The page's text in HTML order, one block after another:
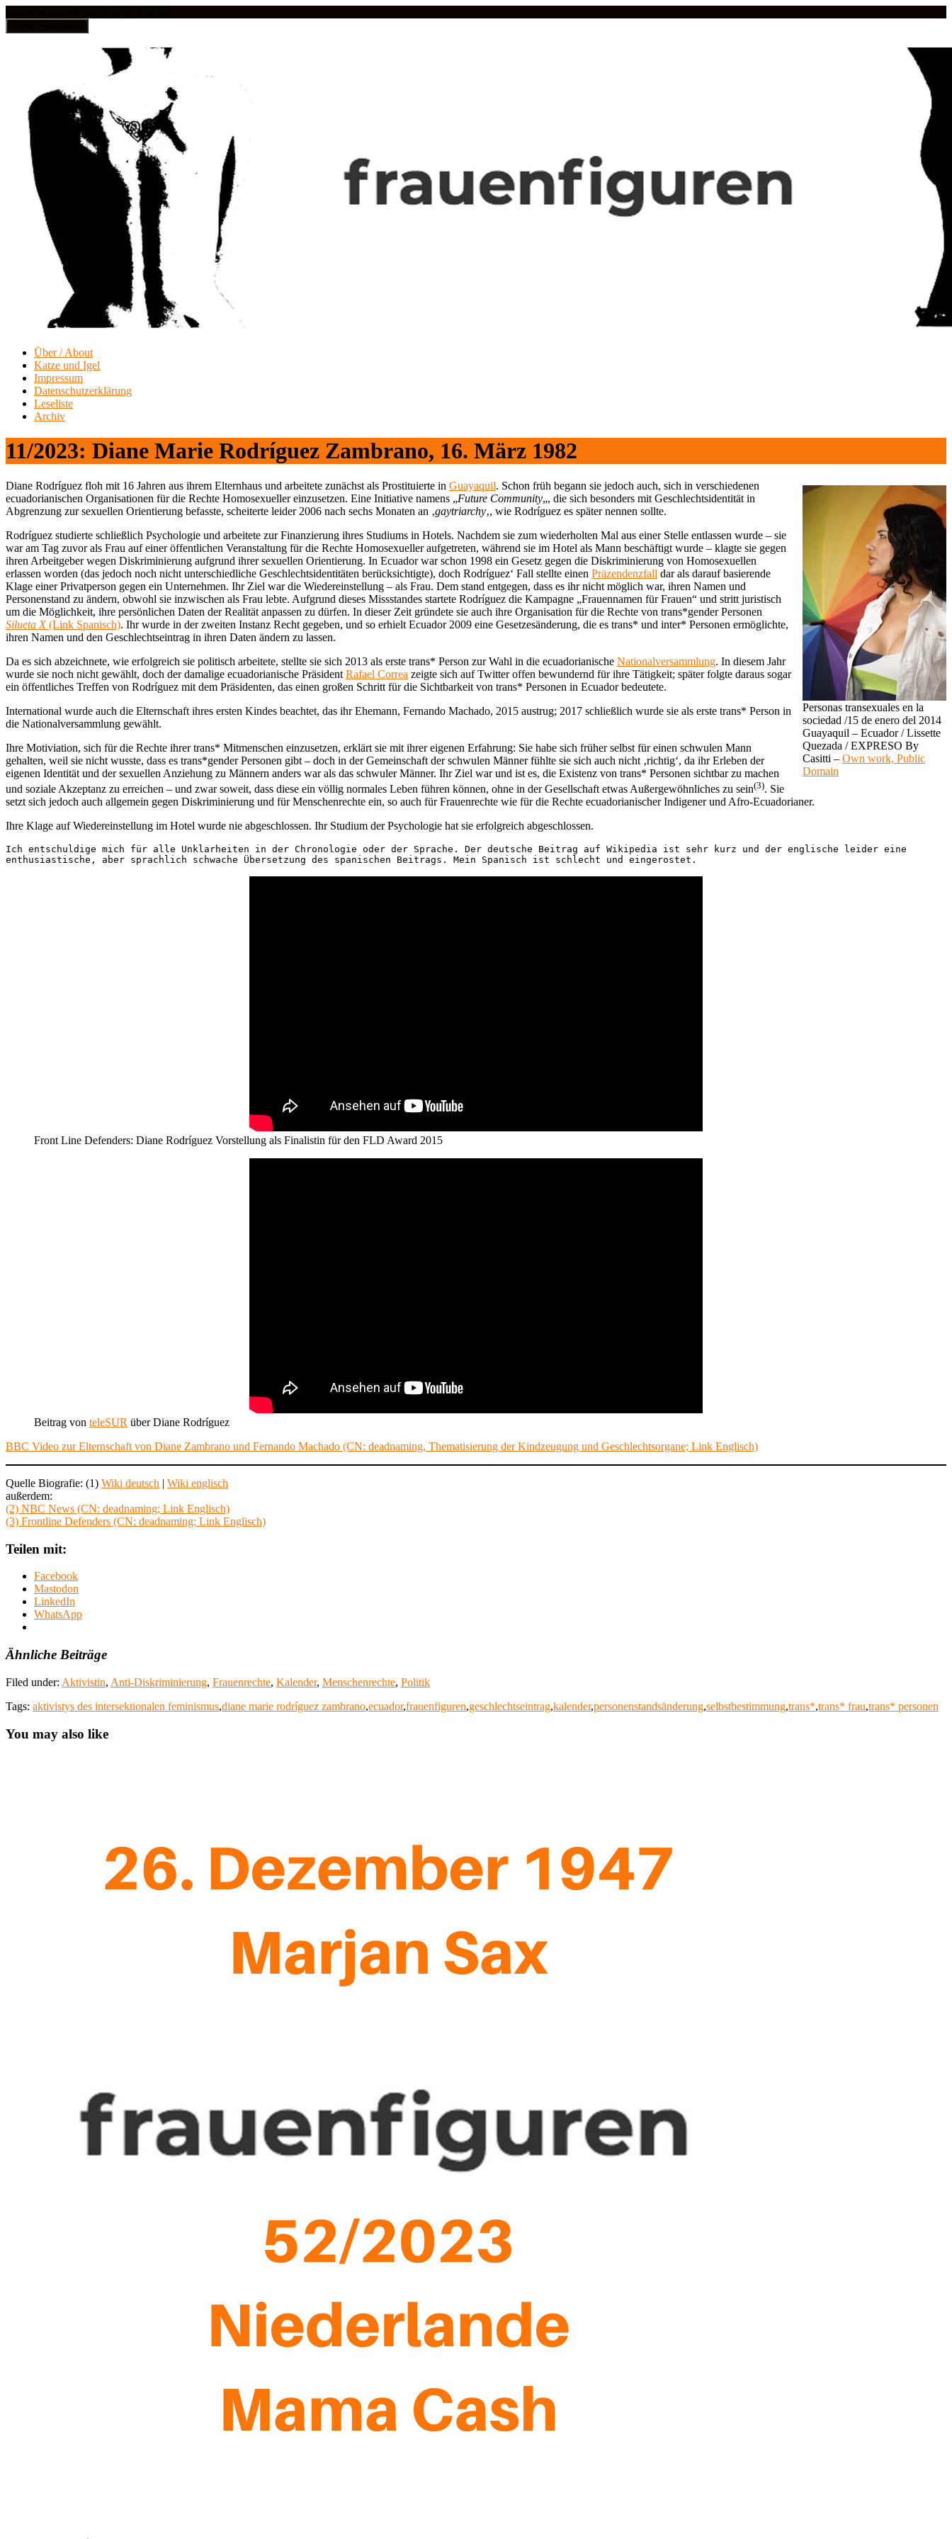
Über / About
Katze und Igel
Impressum
Datenschutzerklärung
Leseliste
Archiv
11/2023: Diane Marie Rodríguez Zambrano, 16. März 1982
Personas transexuales en la
sociedad /15 de enero del 2014
Guayaquil – Ecuador / Lissette
Quezada / EXPRESO By
Casitti – Own work, Public
Domain
Diane Rodríguez floh mit 16 Jahren aus ihrem Elternhaus und arbeitete zunächst als Prostituierte in Guayaquil. Schon früh begann sie jedoch auch, sich in verschiedenen
ecuadorianischen Organisationen für die Rechte Homosexueller einzusetzen. Eine Initiative namens „Future Community„, die sich besonders mit Geschlechtsidentität in
Abgrenzung zur sexuellen Orientierung befasste, scheiterte leider 2006 nach sechs Monaten an ‚gaytriarchy‚, wie Rodríguez es später nennen sollte.
Rodríguez studierte schließlich Psychologie und arbeitete zur Finanzierung ihres Studiums in Hotels. Nachdem sie zum wiederholten Mal aus einer Stelle entlassen wurde – sie
war am Tag zuvor als Frau auf einer öffentlichen Veranstaltung für die Rechte Homosexueller aufgetreten, während sie im Hotel als Mann beschäftigt wurde – klagte sie gegen
ihren Arbeitgeber wegen Diskriminierung aufgrund ihrer sexuellen Orientierung. In Ecuador war schon 1998 ein Gesetz gegen die Diskriminierung von Homosexuellen
erlassen worden (das jedoch noch nicht unterschiedliche Geschlechtsidentitäten berücksichtigte), doch Rodríguez‘ Fall stellte einen Präzendenzfall dar als darauf basierende
Klage einer Privatperson gegen ein Unternehmen. Ihr Ziel war die Wiedereinstellung – als Frau. Dem stand entgegen, dass es ihr nicht möglich war, ihren Namen und
Personenstand zu ändern, obwohl sie inzwischen als Frau lebte. Aufgrund dieses Missstandes startete Rodríguez die Kampagne „Frauennamen für Frauen“ und stritt juristisch
um die Möglichkeit, ihre persönlichen Daten der Realität anpassen zu dürfen. In dieser Zeit gründete sie auch ihre Organisation für die Rechte von trans*gender Personen
Silueta X(Link Spanisch). Ihr wurde in der zweiten Instanz Recht gegeben, und so erhielt Ecuador 2009 eine Gesetzesänderung, die es trans* und inter* Personen ermöglichte,
ihren Namen und den Geschlechtseintrag in ihren Daten ändern zu lassen.
Da es sich abzeichnete, wie erfolgreich sie politisch arbeitete, stellte sie sich 2013 als erste trans* Person zur Wahl in die ecuadorianische Nationalversammlung. In diesem Jahr
wurde sie noch nicht gewählt, doch der damalige ecuadorianische Präsident Rafael Correa zeigte sich auf Twitter offen bewundernd für ihre Tätigkeit; später folgte daraus sogar
ein öffentliches Treffen von Rodríguez mit dem Präsidenten, das einen großen Schritt für die Sichtbarkeit von trans* Personen in Ecuador bedeutete.
International wurde auch die Elternschaft ihres ersten Kindes beachtet, das ihr Ehemann, Fernando Machado, 2015 austrug; 2017 schließlich wurde sie als erste trans* Person in
die Nationalversammlung gewählt.
Ihre Motiviation, sich für die Rechte ihrer trans* Mitmenschen einzusetzen, erklärt sie mit ihrer eigenen Erfahrung: Sie habe sich früher selbst für einen schwulen Mann
gehalten, weil sie nicht wusste, dass es trans*gender Personen gibt – doch in der Gemeinschaft der schwulen Männer fühlte sie sich auch nicht ‚richtig‘, da ihr Erleben der
eigenen Identität und der sexuellen Anziehung zu Männern anders war als das schwuler Männer. Ihr Ziel war und ist es, die Existenz von trans* Personen sichtbar zu machen
und soziale Akzeptanz zu erreichen – und zwar soweit, dass diese ein völlig normales Leben führen können, ohne in der Gesellschaft etwas Außergewöhnliches zu sein(3). Sie
setzt sich jedoch auch allgemein gegen Diskriminierung und für Menschenrechte ein, so auch für Frauenrechte wie für die Rechte ecuadorianischer Indigener und Afro-Ecuadorianer.
Ihre Klage auf Wiedereinstellung im Hotel wurde nie abgeschlossen. Ihr Studium der Psychologie hat sie erfolgreich abgeschlossen.
Ich entschuldige mich für alle Unklarheiten in der Chronologie oder der Sprache. Der deutsche Beitrag auf Wikipedia ist sehr kurz und der englische leider eine
enthusiastische, aber sprachlich schwache Übersetzung des spanischen Beitrags. Mein Spanisch ist schlecht und eingerostet.
Front Line Defenders: Diane Rodríguez Vorstellung als Finalistin für den FLD Award 2015
Beitrag von teleSUR über Diane Rodríguez
BBC Video zur Elternschaft von Diane Zambrano und Fernando Machado (CN: deadnaming, Thematisierung der Kindzeugung und Geschlechtsorgane; Link Englisch)
Quelle Biografie: (1) Wiki deutsch | Wiki englisch
außerdem:
(2) NBC News (CN: deadnaming; Link Englisch)
(3) Frontline Defenders (CN: deadnaming; Link Englisch)
Teilen mit:
Facebook
Mastodon
LinkedIn
WhatsApp
Ähnliche Beiträge
Filed under: Aktivistin, Anti-Diskriminierung, Frauenrechte, Kalender, Menschenrechte, Politik
Tags: aktivistys des intersektionalen feminismus,diane marie rodríguez zambrano,ecuador,frauenfiguren,geschlechtseintrag,kalender,personenstandsänderung,selbstbestimmung,trans*,trans* frau,trans* personen
You may also like